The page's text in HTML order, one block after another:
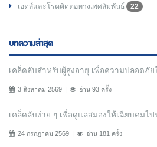
เอดส์และโรคติดต่อทางเพศสัมพันธ์
22
บทความล่าสุด
เคล็ดลับสำหรับผู้สูงอายุ เพื่อความปลอดภัย
3 สิงหาคม 2569 อ่าน 93 ครั้ง
เคล็ดลับง่าย ๆ เพื่อดูแลสมองให้เฉียบคมไ
24 กรกฎาคม 2569 อ่าน 181 ครั้ง